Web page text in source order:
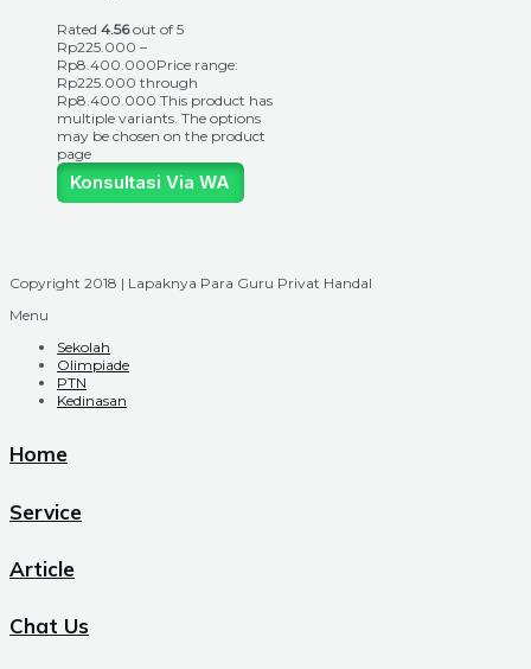
Rated 4.56out of 5
Rp225.000 –
Rp8.400.000Price range:
Rp225.000 through
Rp8.400.000 This product has
multiple variants. The options
may be chosen on the product
page
Konsultasi Via WA
Copyright 2018 | Lapaknya Para Guru Privat Handal
Menu
Sekolah
Olimpiade
PTN
Kedinasan
Home
Service
Article
Chat Us